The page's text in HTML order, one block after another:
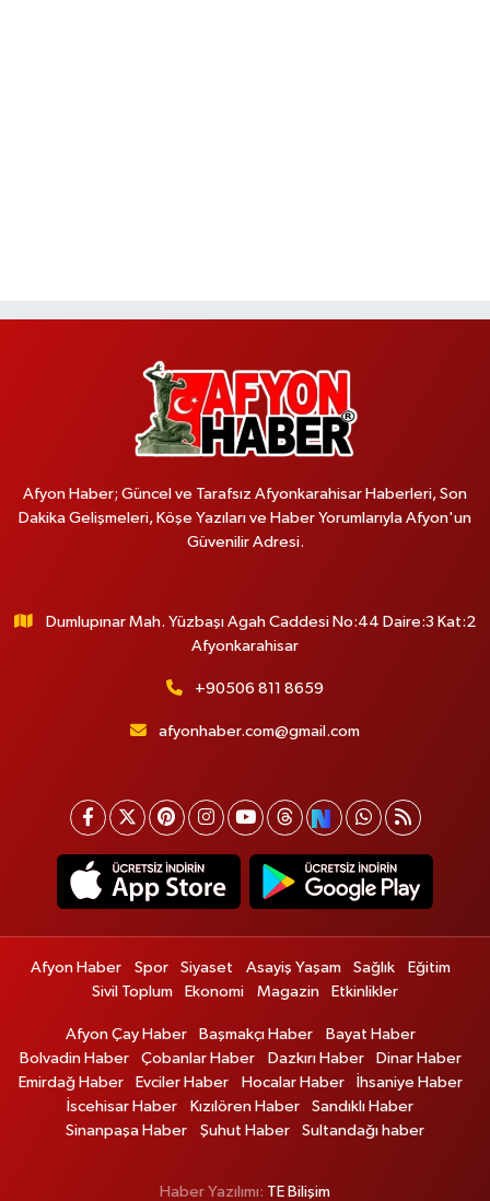
Afyon Haber; Güncel ve Tarafsız Afyonkarahisar Haberleri, Son
Dakika Gelişmeleri, Köşe Yazıları ve Haber Yorumlarıyla Afyon'un
Güvenilir Adresi.
Dumlupınar Mah. Yüzbaşı Agah Caddesi No:44 Daire:3 Kat:2
Afyonkarahisar
+90506 811 8659
afyonhaber.com@gmail.com
Afyon Haber Spor Siyaset Asayiş Yaşam Sağlık
Eğitim
Sivil Toplum
Ekonomi Magazin Etkinlikler
Afyon Çay Haber Başmakçı Haber
Bayat Haber
Bolvadin Haber
Çobanlar Haber Dazkırı Haber
Dinar Haber
Emirdağ Haber
Evciler Haber Hocalar Haber
İhsaniye Haber
İscehisar Haber
Kızılören Haber
Sandıklı Haber
Sinanpaşa Haber
Şuhut Haber Sultandağı haber
Haber Yazılımı: TE Bilişim